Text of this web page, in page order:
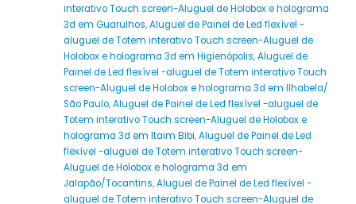
interativo Touch screen-Aluguel de Holobox e holograma
3d em Guarulhos,Aluguel de Painel de Led flexível -
aluguel de Totem interativo Touch screen-Aluguel de
Holobox e holograma 3d em Higienópolis,Aluguel de
Painel de Led flexível -aluguel de Totem interativo Touch
screen-Aluguel de Holobox e holograma 3d em Ilhabela/
São Paulo,Aluguel de Painel de Led flexível -aluguel de
Totem interativo Touch screen-Aluguel de Holobox e
holograma 3d em Itaim Bibi,Aluguel de Painel de Led
flexível -aluguel de Totem interativo Touch screen-
Aluguel de Holobox e holograma 3d em
Jalapão/Tocantins,Aluguel de Painel de Led flexível -
aluguel de Totem interativo Touch screen-Aluguel de